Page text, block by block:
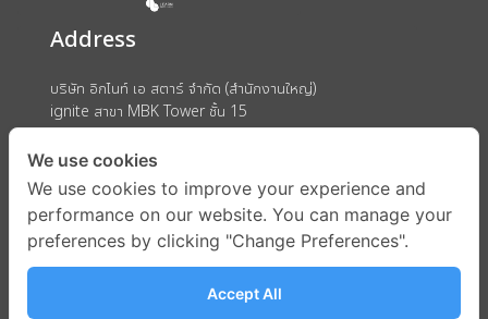
Address
บริษัท อิกไนท์ เอ สตาร์ จำกัด (สำนักงานใหญ่)
ignite สาขา MBK Tower ชั้น 15
ถนนพญาไท แขวงวังใหม่ เขตปทุมวัน กรุงเทพมหานคร 10330
We use cookies
We use cookies to improve your experience and
performance on our website. You can manage your
preferences by clicking "Change Preferences".
Accept All